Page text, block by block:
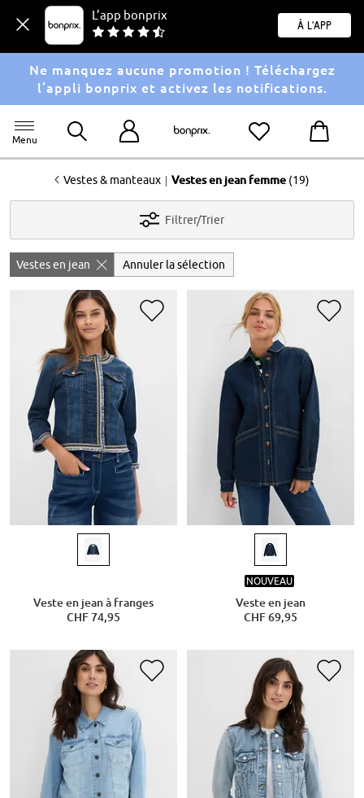
L’app bonprix
À l'app
Ne manquez aucune promotion ! Téléchargez
l’appli bonprix et activez les notifications.
Menu
<Vestes & manteaux | Vestes en jean femme (19)
Filtrer/Trier
Vestes en jean Annuler la sélection
Veste en jean à franges
CHF 74,95
NOUVEAU
Veste en jean
CHF 69,95